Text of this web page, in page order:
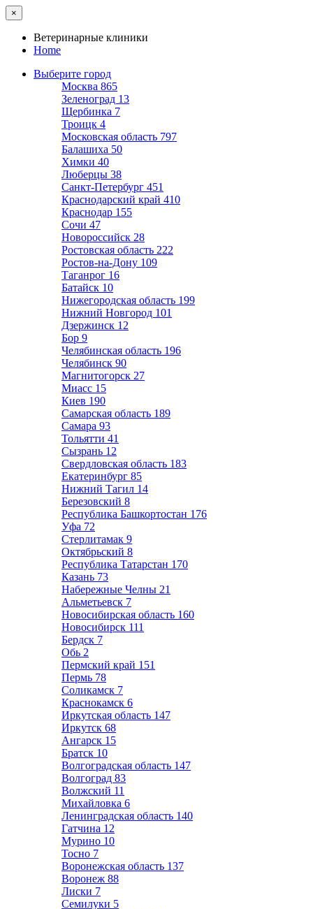
×
Ветеринарные клиники
Home
Выберите город
Москва 865
Зеленоград 13
Щербинка 7
Троицк 4
Московская область 797
Балашиха 50
Химки 40
Люберцы 38
Санкт-Петербург 451
Краснодарский край 410
Краснодар 155
Сочи 47
Новороссийск 28
Ростовская область 222
Ростов-на-Дону 109
Таганрог 16
Батайск 10
Нижегородская область 199
Нижний Новгород 101
Дзержинск 12
Бор 9
Челябинская область 196
Челябинск 90
Магнитогорск 27
Миасс 15
Киев 190
Самарская область 189
Самара 93
Тольятти 41
Сызрань 12
Свердловская область 183
Екатеринбург 85
Нижний Тагил 14
Березовский 8
Республика Башкортостан 176
Уфа 72
Стерлитамак 9
Октябрьский 8
Республика Татарстан 170
Казань 73
Набережные Челны 21
Альметьевск 7
Новосибирская область 160
Новосибирск 111
Бердск 7
Обь 2
Пермский край 151
Пермь 78
Соликамск 7
Краснокамск 6
Иркутская область 147
Иркутск 68
Ангарск 15
Братск 10
Волгоградская область 147
Волгоград 83
Волжский 11
Михайловка 6
Ленинградская область 140
Гатчина 12
Мурино 10
Тосно 7
Воронежская область 137
Воронеж 88
Лиски 7
Семилуки 5